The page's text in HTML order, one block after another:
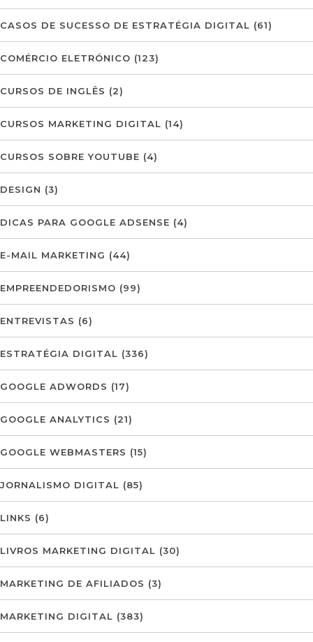
CASOS DE SUCESSO DE ESTRATÉGIA DIGITAL (61)
COMÉRCIO ELETRÓNICO (123)
CURSOS DE INGLÊS (2)
CURSOS MARKETING DIGITAL (14)
CURSOS SOBRE YOUTUBE (4)
DESIGN (3)
DICAS PARA GOOGLE ADSENSE (4)
E-MAIL MARKETING (44)
EMPREENDEDORISMO (99)
ENTREVISTAS (6)
ESTRATÉGIA DIGITAL (336)
GOOGLE ADWORDS (17)
GOOGLE ANALYTICS (21)
GOOGLE WEBMASTERS (15)
JORNALISMO DIGITAL (85)
LINKS (6)
LIVROS MARKETING DIGITAL (30)
MARKETING DE AFILIADOS (3)
MARKETING DIGITAL (383)